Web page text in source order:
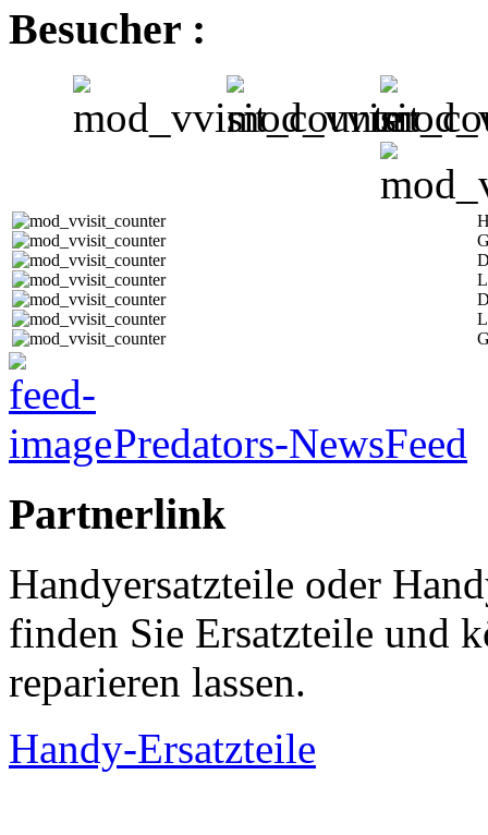
Besucher :
Predators-NewsFeed
Partnerlink
Handyersatzteile oder
finden Sie Ersatzteile und
reparieren lassen.
Handy-Ersatzteile